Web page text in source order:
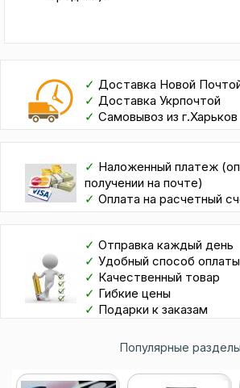
✓ Доставка Новой
✓ Доставка Укрпочтой
✓ Самовывоз из г.Харьков
✓ Наложенный платеж
получении на почте)
✓ Оплата на расчетный
✓ Отправка каждый день
✓ Удобный способ оплаты
✓ Качественный товар
✓ Гибкие цены
✓ Подарки к заказам
Популярные разделы